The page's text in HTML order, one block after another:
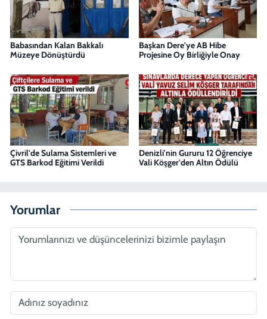
Babasından Kalan Bakkalı
Müzeye Dönüştürdü
Başkan Dere'ye AB Hibe
Projesine Oy Birliğiyle Onay
Çivril'de Sulama Sistemleri ve
GTS Barkod Eğitimi Verildi
Denizli'nin Gururu 12 Öğrenciye
Vali Köşger'den Altın Ödülü
Yorumlar